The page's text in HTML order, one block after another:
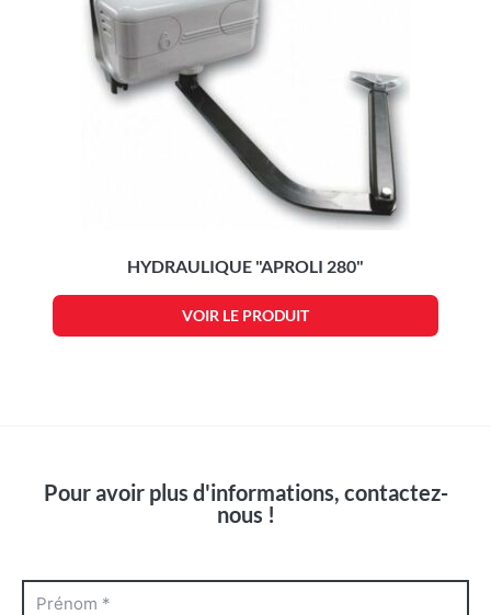
HYDRAULIQUE "APROLI 280"
VOIR LE PRODUIT
Pour avoir plus d'informations, contactez-
nous !